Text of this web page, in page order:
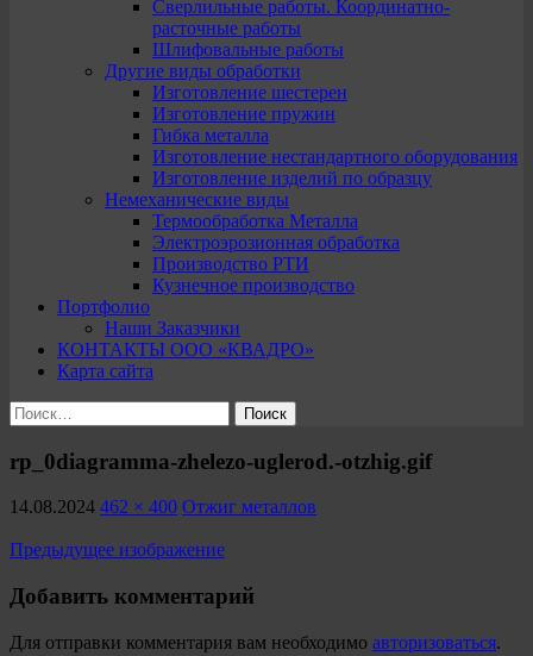
Сверлильные работы. Координатно-
расточные работы
Шлифовальные работы
Другие виды обработки
Изготовление шестерен
Изготовление пружин
Гибка металла
Изготовление нестандартного оборудования
Изготовление изделий по образцу
Немеханические виды
Термообработка Металла
Электроэрозионная обработка
Производство РТИ
Кузнечное производство
Портфолио
Наши Заказчики
КОНТАКТЫ ООО «КВАДРО»
Карта сайта
Найти:
rp_0diagramma-zhelezo-uglerod.-otzhig.gif
14.08.2024 462 × 400 Отжиг металлов
Предыдущее изображение
Добавить комментарий
Для отправки комментария вам необходимо авторизоваться.